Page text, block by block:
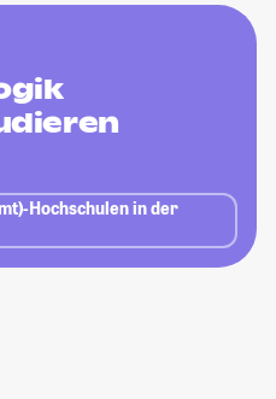
Hochschulen in der